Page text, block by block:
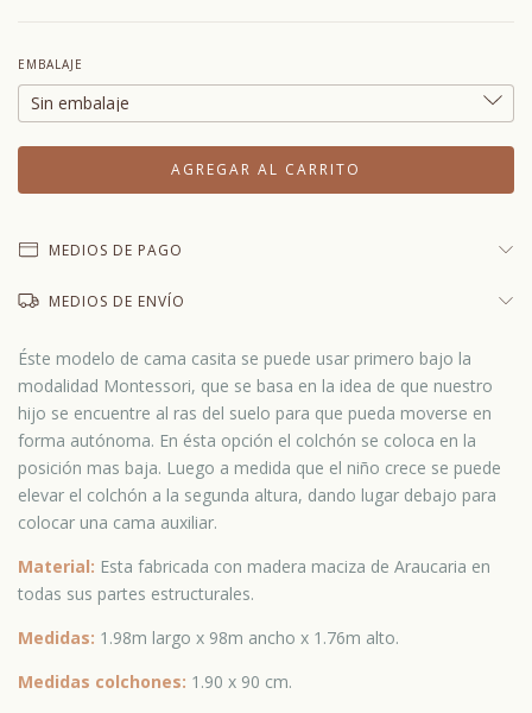
EMBALAJE
MEDIOS DE PAGO
MEDIOS DE ENVÍO
Éste modelo de cama casita se puede usar primero bajo la
modalidad Montessori, que se basa en la idea de que nuestro
hijo se encuentre al ras del suelo para que pueda moverse en
forma autónoma. En ésta opción el colchón se coloca en la
posición mas baja. Luego a medida que el niño crece se puede
elevar el colchón a la segunda altura, dando lugar debajo para
colocar una cama auxiliar.
Material: Esta fabricada con madera maciza de Araucaria en
todas sus partes estructurales.
Medidas:​ 1.98m largo x 98m ancho x 1.76m alto.
Medidas colchones: 1.90 x 90 cm.